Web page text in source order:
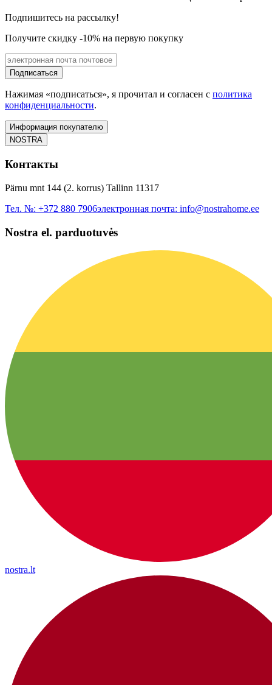
Подпишитесь на рассылку!
Получите скидку -10% на первую покупку
Подписаться
Нажимая «подписаться», я прочитал и согласен с политика
конфиденциальности.
Информация покупателю
NOSTRA
Контакты
Pärnu mnt 144 (2. korrus) Tallinn 11317
Тел. №: +372 880 7906электронная почта: info@nostrahome.ee
Nostra el. parduotuvės
nostra.lt